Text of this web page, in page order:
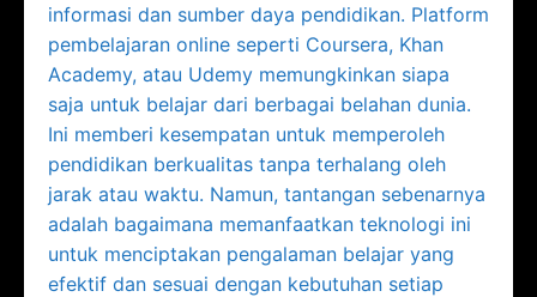
informasi dan sumber daya pendidikan. Platform
pembelajaran online seperti Coursera, Khan
Academy, atau Udemy memungkinkan siapa
saja untuk belajar dari berbagai belahan dunia.
Ini memberi kesempatan untuk memperoleh
pendidikan berkualitas tanpa terhalang oleh
jarak atau waktu. Namun, tantangan sebenarnya
adalah bagaimana memanfaatkan teknologi ini
untuk menciptakan pengalaman belajar yang
efektif dan sesuai dengan kebutuhan setiap